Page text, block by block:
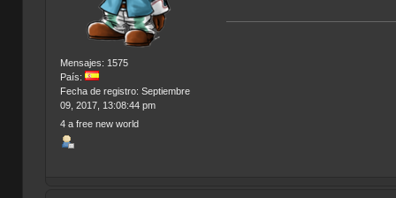
Mensajes: 1575
País:
Fecha de registro: Septiembre
09, 2017, 13:08:44 pm
4 a free new world